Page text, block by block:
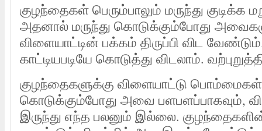
குழந்தைகள் பெரும்பாலும் மருந்து குடிக்க
அதனால் மருந்து கொடுக்கும்போது
விளையாட்டின் பக்கம் திருப்பி விட
காட்டியபடியே கொடுத்து விடலாம்.
குழந்தைகளுக்கு விளையாட்டு
கொடுக்கும்போது அவை பளபளப்பாகவும்,
இருந்து எந்த பலனும் இல்லை.